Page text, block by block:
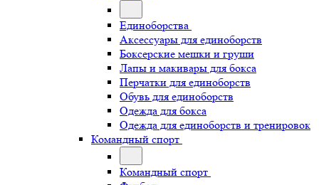
Единоборства
Аксессуары для единоборств
Боксерские мешки и груши
Лапы и макивары для бокса
Перчатки для единоборств
Обувь для единоборств
Одежда для бокса
Одежда для единоборств и тренировок
Командный спорт
Командный спорт